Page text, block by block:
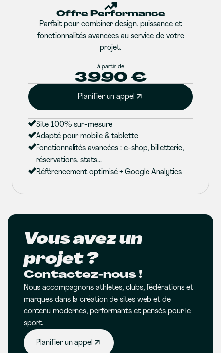
Offre Performance
Parfait pour combiner design, puissance et
fonctionnalités avancées au service de votre
projet.
à partir de
3990 €
Planifier un appel
Site 100% sur-mesure
Adapté pour mobile & tablette
Fonctionnalités avancées : e-shop, billetterie,
réservations, stats...
Référencement optimisé + Google Analytics
Vous avez un
projet ?
Contactez-nous !
Nous accompagnons athlètes, clubs, fédérations et
marques dans la création de sites web et de
contenu modernes, performants et pensés pour le
sport.
Planifier un appel